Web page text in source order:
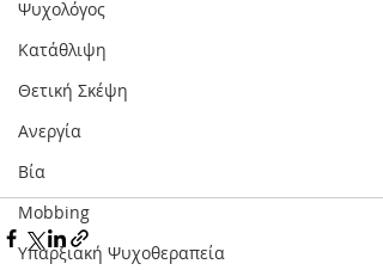
Ψυχολόγος
Κατάθλιψη
Θετική Σκέψη
Ανεργία
Βία
Mobbing
Υπαρξιακή Ψυχοθεραπεία